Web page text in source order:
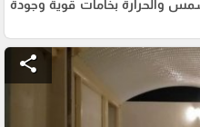
والحرارة بخامات قوية وجودة
share